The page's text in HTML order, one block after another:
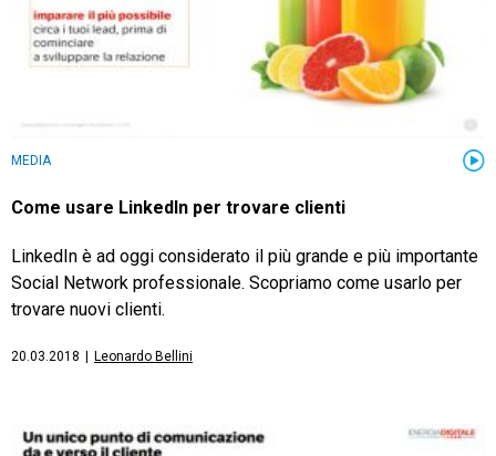
MEDIA
Come usare LinkedIn per trovare clienti
LinkedIn è ad oggi considerato il più grande e più importante
Social Network professionale. Scopriamo come usarlo per
trovare nuovi clienti.
20.03.2018 Leonardo Bellini